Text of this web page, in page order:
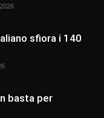
sfiora i 140
basta per